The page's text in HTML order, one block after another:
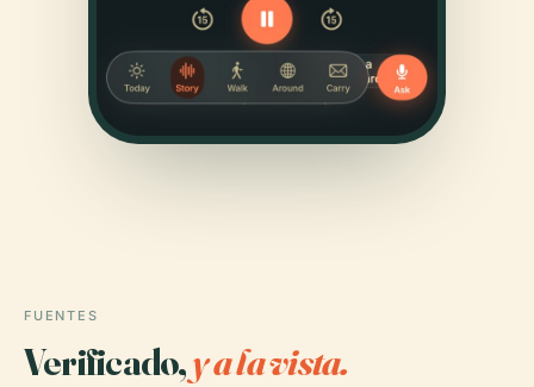
FUENTES
Verificado,y a la vista.